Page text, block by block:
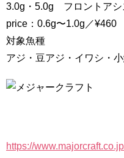
3.0g・5.0g フロントアシ
price：0.6g〜1.0g／
対象魚種
アジ・豆アジ・イワシ・
https://